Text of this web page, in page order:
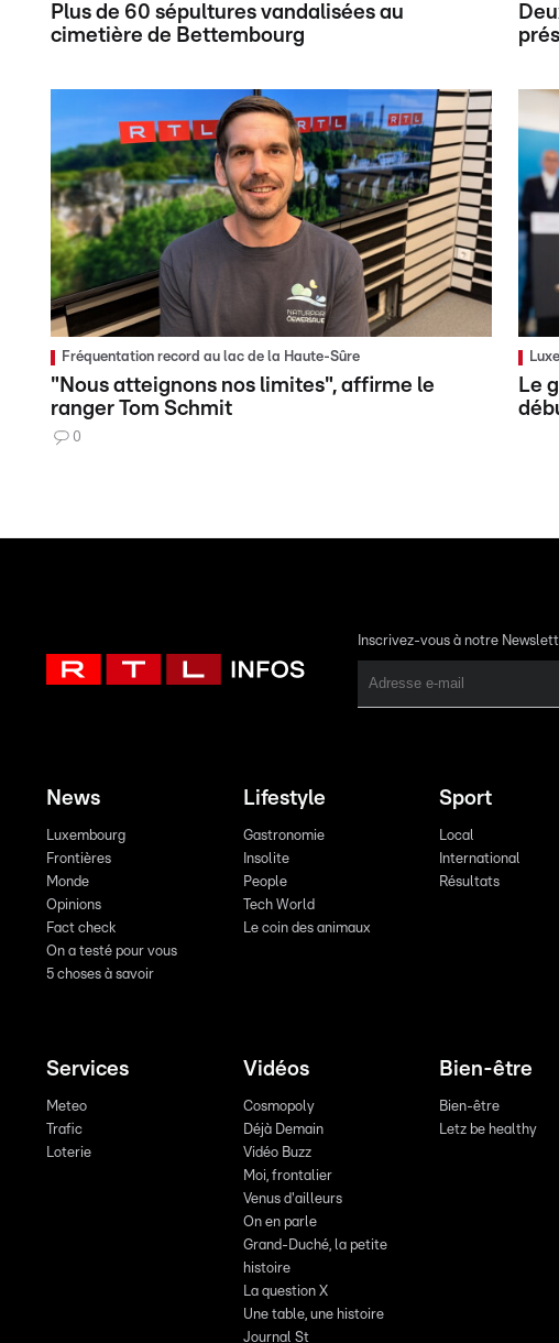
Plus de 60 sépultures vandalisées au
cimetière de Bettembourg
Fréquentation record au lac de la Haute-Sûre
"Nous atteignons nos limites", affirme le
ranger Tom Schmit
0
Le
Inscrivez-vous à notre
News
Luxembourg
Frontières
Monde
Opinions
Fact check
On a testé pour vous
5 choses à savoir
Lifestyle
Gastronomie
Insolite
People
Tech World
Le coin des animaux
Sport
Local
International
Résultats
Services
Meteo
Trafic
Loterie
Vidéos
Cosmopoly
Déjà Demain
Vidéo Buzz
Moi, frontalier
Venus d'ailleurs
On en parle
Grand-Duché, la petite
histoire
La question X
Une table, une histoire
Journal St
Bien-être
Bien-être
Letz be healthy